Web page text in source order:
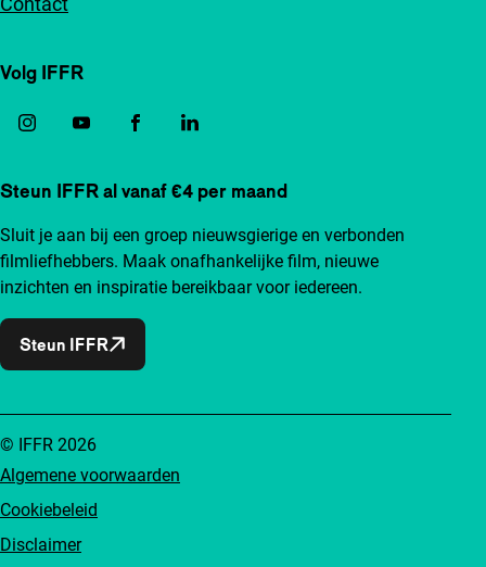
Volg IFFR
Steun IFFR al vanaf €4 per maand
Sluit je aan bij een groep nieuwsgierige en verbonden
filmliefhebbers. Maak onafhankelijke film, nieuwe
inzichten en inspiratie bereikbaar voor iedereen.
Steun IFFR
Algemene voorwaarden
Cookiebeleid
Disclaimer
© IFFR 2026